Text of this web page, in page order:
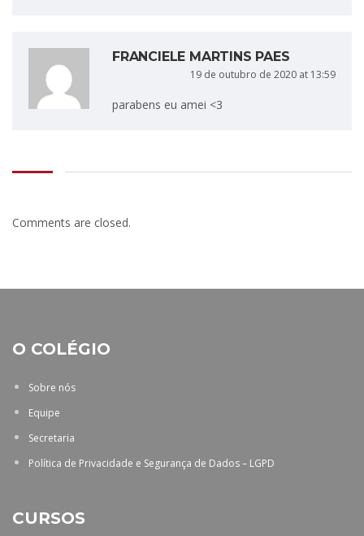
FRANCIELE MARTINS PAES
19 de outubro de 2020 at 13:59
parabens eu amei <3
Comments are closed.
O COLÉGIO
Sobre nós
Equipe
Secretaria
Política de Privacidade e Segurança de Dados – LGPD
CURSOS